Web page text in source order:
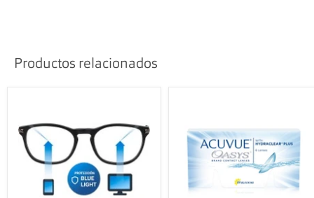
Productos relacionados